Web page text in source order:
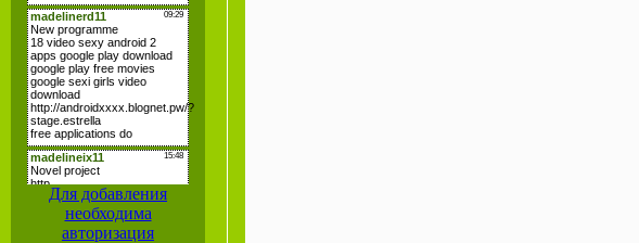
Для добавления
необходима
авторизация